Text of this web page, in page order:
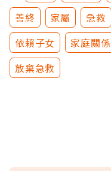
善終
家屬 急救
依賴子女
家庭關係
放棄急救